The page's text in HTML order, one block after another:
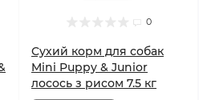
0
Сухий корм для собак
Mini Puppy & Junior
лосось з рисом 7.5 кг